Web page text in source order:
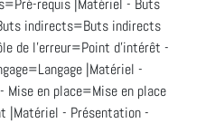
indirects=Buts indirects
de l'erreur=Point d'intérêt -
|Matériel -
Mise en place=Mise en place
|Matériel - Présentation -